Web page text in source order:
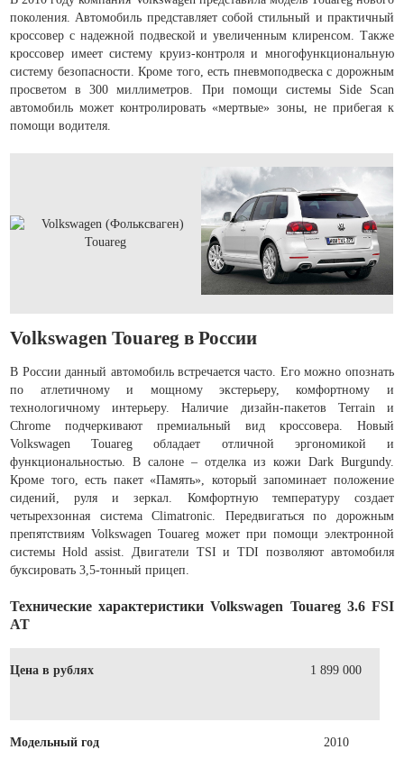
поколения. Автомобиль представляет собой стильный и практичный
кроссовер с надежной подвеской и увеличенным клиренсом. Также
кроссовер имеет систему круиз-контроля и многофункциональную
систему безопасности. Кроме того, есть пневмоподвеска с дорожным
просветом в 300 миллиметров. При помощи системы Side Scan
автомобиль может контролировать «мертвые» зоны, не прибегая к
помощи водителя.
Volkswagen Touareg в России
В России данный автомобиль встречается часто. Его можно опознать
по атлетичному и мощному экстерьеру, комфортному и
технологичному интерьеру. Наличие дизайн-пакетов Terrain и
Chrome подчеркивают премиальный вид кроссовера. Новый
Volkswagen Touareg обладает отличной эргономикой и
функциональностью. В салоне – отделка из кожи Dark Burgundy.
Кроме того, есть пакет «Память», который запоминает положение
сидений, руля и зеркал. Комфортную температуру создает
четырехзонная система Climatronic. Передвигаться по дорожным
препятствиям Volkswagen Touareg может при помощи электронной
системы Hold assist. Двигатели TSI и TDI позволяют автомобиля
буксировать 3,5-тонный прицеп.
Технические характеристики Volkswagen Touareg 3.6 FSI
AT
Цена в рублях 1 899 000
Модельный год 2010